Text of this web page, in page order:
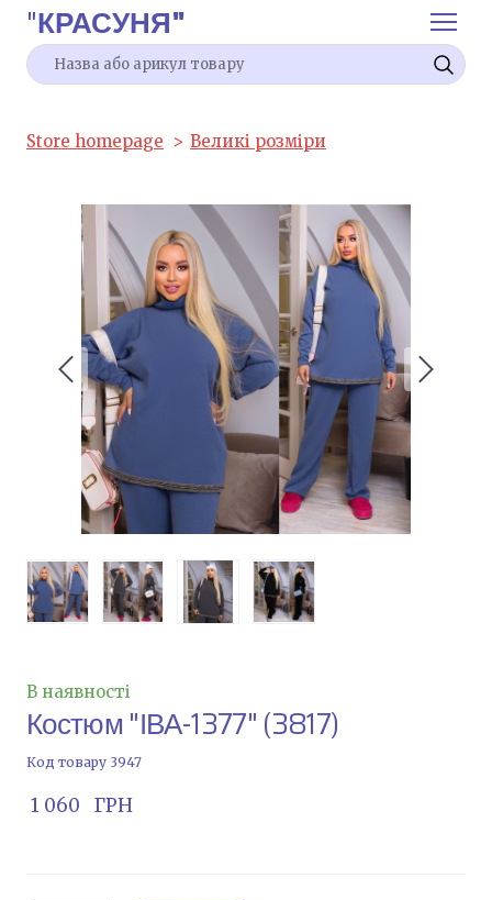
"КРАСУНЯ"
Store homepage Великі розміри
В наявності
Костюм "ІВА-1377"(3817)
Код товару 3947
1 060   ГРН